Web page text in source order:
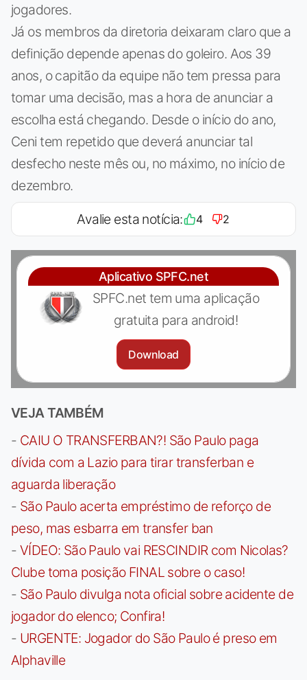
jogadores.
Já os membros da diretoria deixaram claro que a
definição depende apenas do goleiro. Aos 39
anos, o capitão da equipe não tem pressa para
tomar uma decisão, mas a hora de anunciar a
escolha está chegando. Desde o início do ano,
Ceni tem repetido que deverá anunciar tal
desfecho neste mês ou, no máximo, no início de
dezembro.
Avalie esta notícia: 4 2
Aplicativo SPFC.net
SPFC.net tem uma aplicação
gratuita para android!
Download
VEJA TAMBÉM
- CAIU O TRANSFERBAN?! São Paulo paga
dívida com a Lazio para tirar transferban e
aguarda liberação
- São Paulo acerta empréstimo de reforço de
peso, mas esbarra em transfer ban
- VÍDEO: São Paulo vai RESCINDIR com Nicolas?
Clube toma posição FINAL sobre o caso!
- São Paulo divulga nota oficial sobre acidente de
jogador do elenco; Confira!
- URGENTE: Jogador do São Paulo é preso em
Alphaville